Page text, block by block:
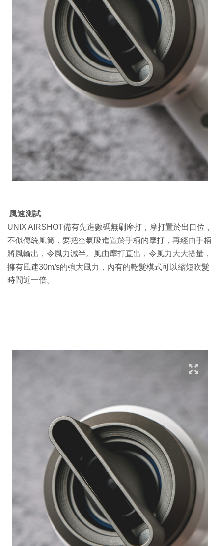
風速測試
UNIX AIRSHOT備有先進數碼無刷摩打，摩打置於出口位，
不似傳統風筒，要把空氣吸進置於手柄的摩打，再經由手柄
將風輸出，令風力減半。風由摩打直出，令風力大大提量，
擁有風速30m/s的強大風力，內有的乾髮模式可以縮短吹髮
時間近一倍。